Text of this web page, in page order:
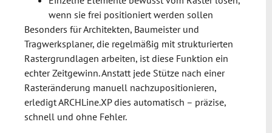
wenn sie frei positioniert werden sollen
Besonders für Architekten, Baumeister und
Tragwerksplaner, die regelmäßig mit strukturierten
Rastergrundlagen arbeiten, ist diese Funktion ein
echter Zeitgewinn. Anstatt jede Stütze nach einer
Rasteränderung manuell nachzupositionieren,
erledigt ARCHLine.XP dies automatisch – präzise,
schnell und ohne Fehler.